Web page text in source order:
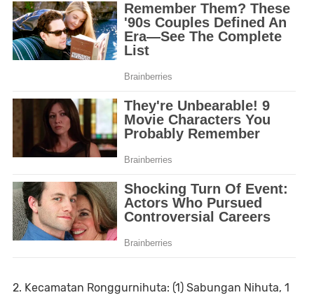
2. Kecamatan Ronggurnihuta: (1) Sabungan Nihuta, 1